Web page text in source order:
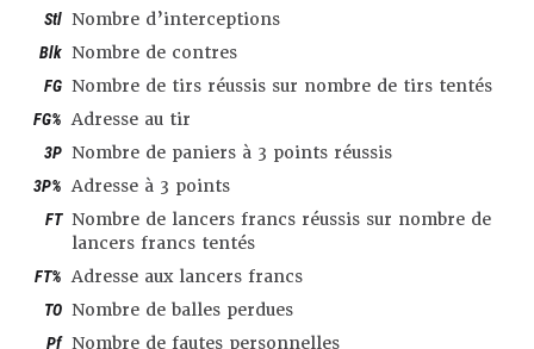
Stl Nombre d’interceptions
Blk Nombre de contres
FG Nombre de tirs réussis sur nombre de tirs tentés
FG% Adresse au tir
3P Nombre de paniers à 3 points réussis
3P% Adresse à 3 points
FT Nombre de lancers francs réussis sur nombre de
lancers francs tentés
FT% Adresse aux lancers francs
TO Nombre de balles perdues
Pf Nombre de fautes personnelles